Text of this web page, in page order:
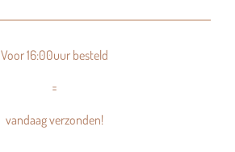
Voor 16:00uur besteld
=
vandaag verzonden!